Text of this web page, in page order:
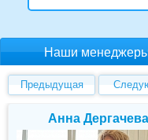
Наши
Предыдущая
Елена Валуева